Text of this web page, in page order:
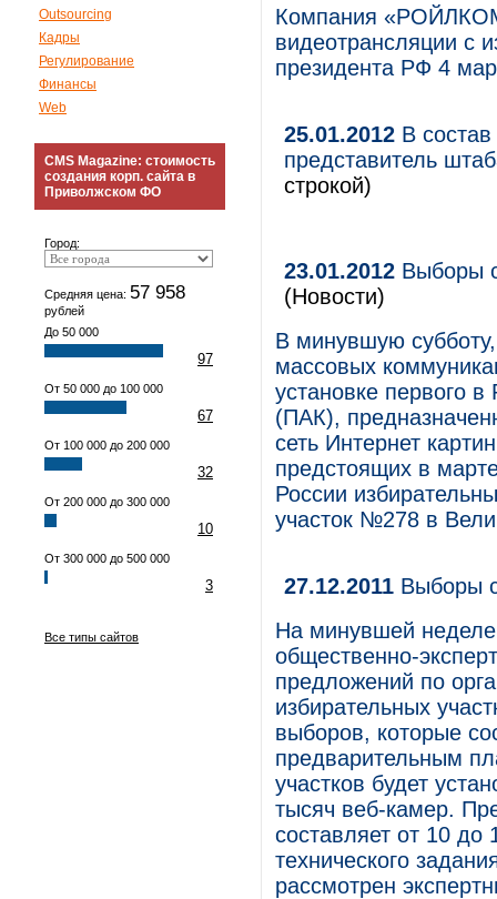
Outsourcing
Кадры
Регулирование
Финансы
Web
CMS Magazine: стоимость
создания корп. сайта в
Приволжском ФО
Город:
Средняя цена: 57 958
рублей
До 50 000
97
От 50 000 до 100 000
67
От 100 000 до 200 000
32
От 200 000 до 300 000
10
От 300 000 до 500 000
3
Все типы сайтов
Компания
видеотрансляции с
президента РФ 4
25.01.2012 В
представитель
строкой)
23.01.2012 Выборы
(Новости)
В минувшую
массовых
установке первого
(ПАК),
сеть Интернет
предстоящих в
России
участок №278 в
27.12.2011 Выборы
На минувшей неделе
общественно-
предложений по
избирательных
выборов, которые
предварительным
участков будет
тысяч веб-камер.
составляет от 10
технического
рассмотрен